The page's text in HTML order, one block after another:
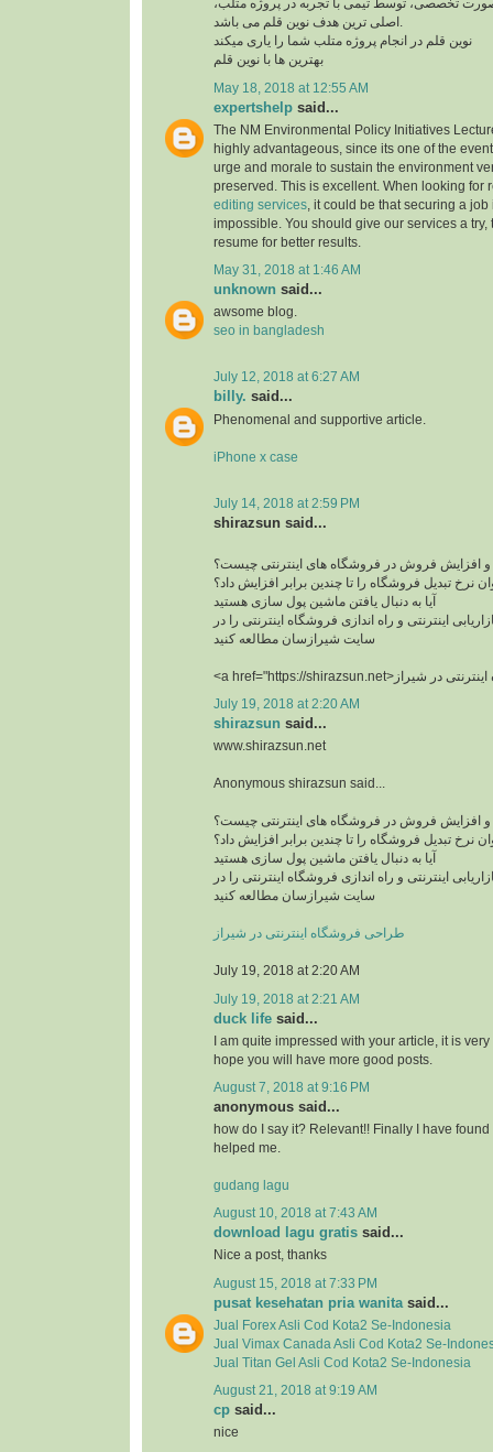
صورت تخصصی، توسط تیمی با تجربه در پروژه متلب،
اصلی ترین هدف نوین قلم می باشد.
نوین قلم در انجام پروژه متلب شما را یاری میکند
بهترین ها با نوین قلم
May 18, 2018 at 12:55 AM
expertshelp said...
The NM Environmental Policy Initiatives
highly advantageous, since its one of the
urge and morale to sustain the environment
preserved. This is excellent. When looking for
editing services , it could be that securing a
impossible. You should give our services a try,
resume for better results.
May 31, 2018 at 1:46 AM
unknown said...
awsome blog.
seo in bangladesh
July 12, 2018 at 6:27 AM
billy. said...
Phenomenal and supportive article.
iPhone x case
July 14, 2018 at 2:59 PM
shirazsun said...
و افزایش فروش در فروشگاه های اینترنتی چیست؟
نرخ تبدیل فروشگاه را تا چندین برابر افزایش داد؟
آیا به دنبال یافتن ماشین پول سازی هستید
اینترنتی و راه اندازی فروشگاه اینترنتی را در
سایت شیرازسان مطالعه کنید
July 19, 2018 at 2:20 AM
shirazsun said...
www.shirazsun.net
Anonymous shirazsun said...
و افزایش فروش در فروشگاه های اینترنتی چیست؟
نرخ تبدیل فروشگاه را تا چندین برابر افزایش داد؟
آیا به دنبال یافتن ماشین پول سازی هستید
اینترنتی و راه اندازی فروشگاه اینترنتی را در
سایت شیرازسان مطالعه کنید
طراحی فروشگاه اینترنتی در شیراز
July 19, 2018 at 2:20 AM
July 19, 2018 at 2:21 AM
duck life said...
I am quite impressed with your article, it is
hope you will have more good posts.
August 7, 2018 at 9:16 PM
anonymous said...
how do I say it? Relevant!! Finally I have
helped me.
gudang lagu
August 10, 2018 at 7:43 AM
download lagu gratis said...
Nice a post, thanks
August 15, 2018 at 7:33 PM
pusat kesehatan pria wanita said...
Jual Forex Asli Cod Kota2 Se-Indonesia
Jual Vimax Canada Asli Cod Kota2 Se-
Jual Titan Gel Asli Cod Kota2 Se-Indonesia
August 21, 2018 at 9:19 AM
cp said...
nice